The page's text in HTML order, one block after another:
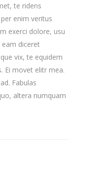
te ridens
enim veritus
exerci dolore, usu
eam diceret
vix, te equidem
Ei movet elitr mea.
Fabulas
altera numquam